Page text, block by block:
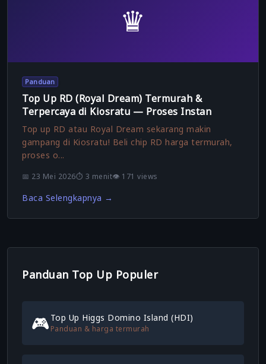
♛
Panduan
Top Up RD (Royal Dream) Termurah &
Terpercaya di Kiosratu — Proses Instan
Top up RD atau Royal Dream sekarang makin
gampang di Kiosratu! Beli chip RD harga termurah,
proses o...
📅 23 Mei 2026⏱️ 3 menit👁️ 171 views
Baca Selengkapnya →
Panduan Top Up Populer
🎮 Top Up Higgs Domino Island (HDI)
Panduan & harga termurah